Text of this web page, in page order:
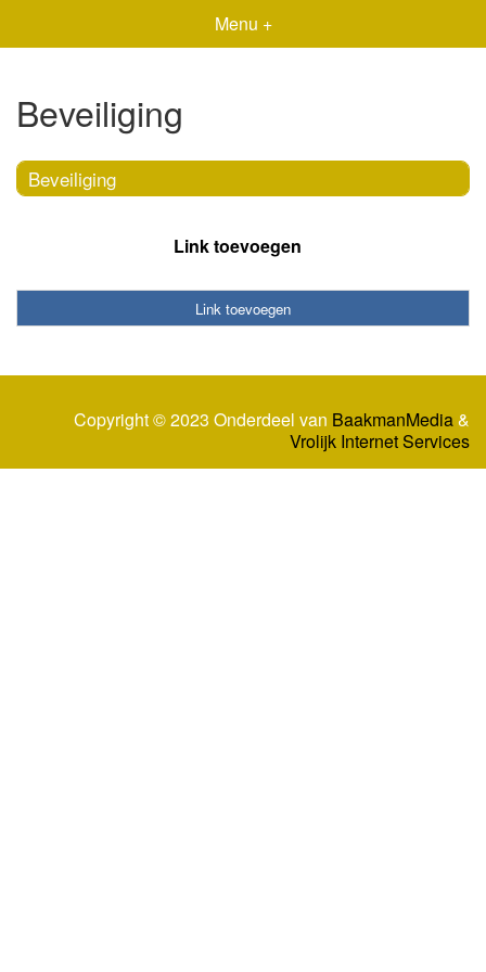
Menu +
Beveiliging
Beveiliging
Link toevoegen
Link toevoegen
Copyright © 2023 Onderdeel van BaakmanMedia&
Vrolijk Internet Services